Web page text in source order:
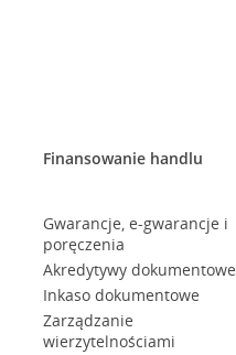
Finansowanie handlu
Gwarancje, e-gwarancje i
poręczenia
Akredytywy dokumentowe
Inkaso dokumentowe
Zarządzanie
wierzytelnościami